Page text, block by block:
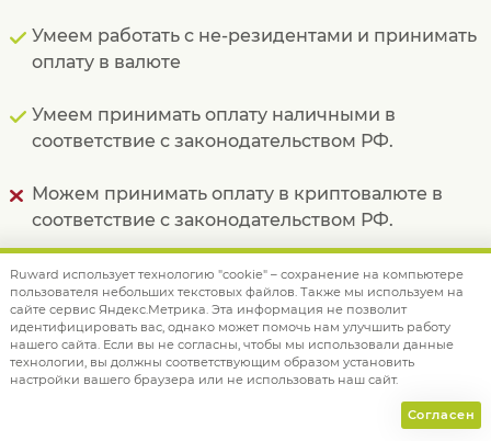
Умеем работать с не-резидентами и принимать
оплату в валюте
Умеем принимать оплату наличными в
соответствие с законодательством РФ.
Можем принимать оплату в криптовалюте в
соответствие с законодательством РФ.
Имеем представительство и юрлицо в США.
Имеем представительство и юрлицо в ЕС.
Ruward использует технологию "cookie" – сохранение на компьютере
пользователя небольших текстовых файлов. Также мы используем на
сайте сервис Яндекс.Метрика. Эта информация не позволит
идентифицировать вас, однако может помочь нам улучшить работу
нашего сайта. Если вы не согласны, чтобы мы использовали данные
технологии, вы должны соответствующим образом установить
настройки вашего браузера или не использовать наш сайт.
Согласен